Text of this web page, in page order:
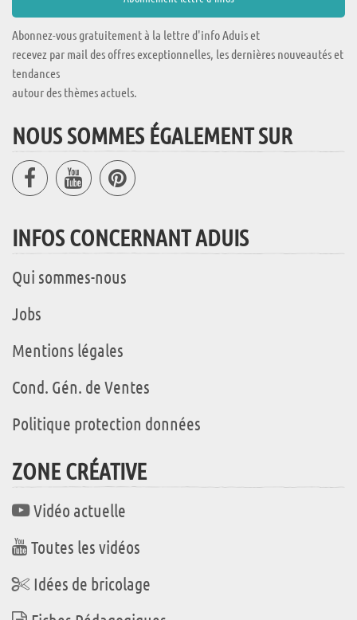
Abonnez-vous gratuitement à la lettre d'info Aduis et
recevez par mail des offres exceptionnelles, les dernières nouveautés et
tendances
autour des thèmes actuels.
NOUS SOMMES ÉGALEMENT SUR
INFOS CONCERNANT ADUIS
Qui sommes-nous
Jobs
Mentions légales
Cond. Gén. de Ventes
Politique protection données
ZONE CRÉATIVE
Vidéo actuelle
Toutes les vidéos
Idées de bricolage